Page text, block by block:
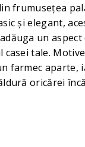
frumusețea
și elegant,
un
casei tale.
farmec aparte,
oricărei